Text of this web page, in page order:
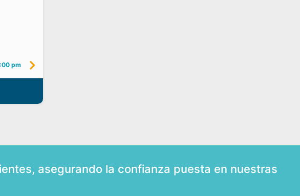
pm
asegurando la confianza puesta en nuestras